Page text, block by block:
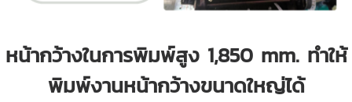
หน้ากว้างในการพิมพ์สูง 1,850 mm. ทำให้
พิมพ์งานหน้ากว้างขนาดใหญ่ได้